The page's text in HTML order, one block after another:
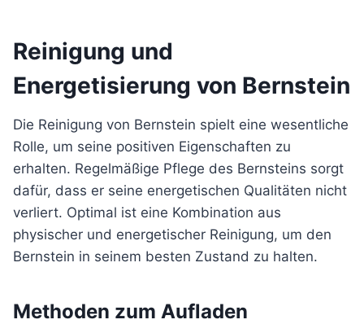
Reinigung und
Energetisierung von Bernstein
Die Reinigung von Bernstein spielt eine wesentliche
Rolle, um seine positiven Eigenschaften zu
erhalten. Regelmäßige Pflege des Bernsteins sorgt
dafür, dass er seine energetischen Qualitäten nicht
verliert. Optimal ist eine Kombination aus
physischer und energetischer Reinigung, um den
Bernstein in seinem besten Zustand zu halten.
Methoden zum Aufladen